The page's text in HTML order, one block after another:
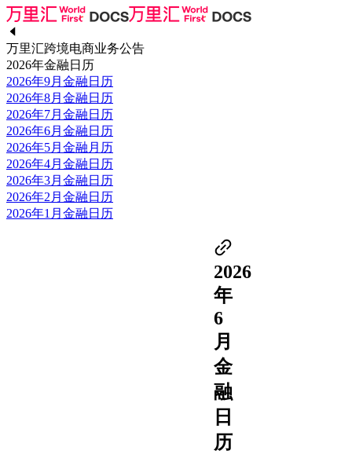
万里汇跨境电商业务公告
2026年金融日历
2026年9月金融日历
2026年8月金融日历
2026年7月金融日历
2026年6月金融日历
2026年5月金融月历
2026年4月金融日历
2026年3月金融日历
2026年2月金融日历
2026年1月金融日历
2026
年
6
月
金
融
日
历